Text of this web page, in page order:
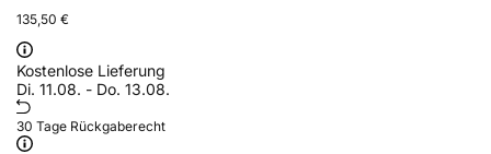
135,50 €
Kostenlose Lieferung
Di. 11.08. - Do. 13.08.
30 Tage Rückgaberecht